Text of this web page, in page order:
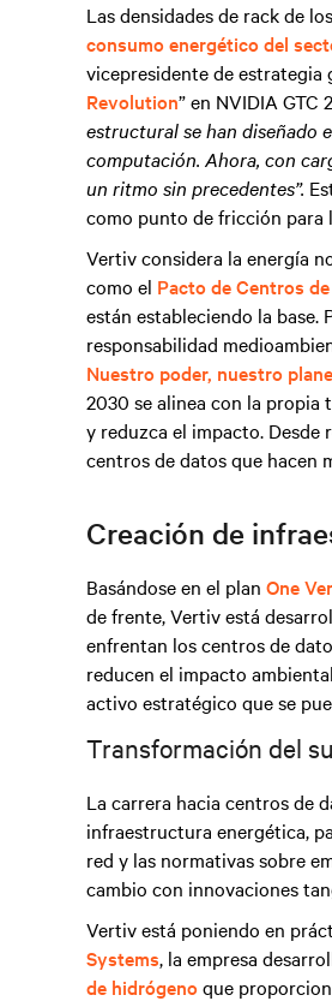
Las densidades de rack de
consumo energético del
vicepresidente de estrategia
Revolution” en NVIDIA GTC
estructural se han diseñado
computación. Ahora, con
un ritmo sin precedentes”.
como punto de fricción para
Vertiv considera la energía
como el Pacto de Centros
están estableciendo la
responsabilidad
Nuestro poder, nuestro
2030 se alinea con la propia
y reduzca el impacto. Desde
centros de datos que hacen
Creación de
Basándose en el plan One
de frente, Vertiv está
enfrentan los centros de
reducen el impacto
activo estratégico que se
Transformación del
La carrera hacia centros de
infraestructura energética,
red y las normativas sobre
cambio con innovaciones
Vertiv está poniendo en
Systems, la empresa
de hidrógenoque